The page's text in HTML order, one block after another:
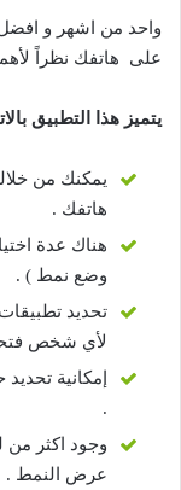
واحد من اشهر و
على هاتفك نظراً
يتميز هذا التطبيق
يمكنك من
هاتفك .
هناك عدة
وضع نمط ) .
تحديد
لأي شخص
إمكانية
.
وجود اكثر
عرض النمط .